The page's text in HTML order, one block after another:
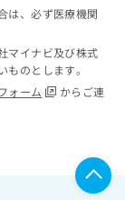
は、必ず医療機関
マイナビ及び株式
のとします。
ォーム
からご連